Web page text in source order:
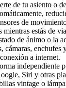
de tu asiento o
de
mientras estás de
de ánimo o la
cámaras,
a internet.
independiente
Siri y otras
vintage o